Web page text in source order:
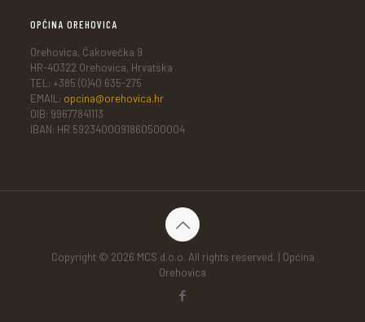
OPĆINA OREHOVICA
Orehovica, Čakovečka 9
HR-40322 Orehovica, Hrvatska
TEL: +385 (0)40 635-275
EMAIL: opcina@orehovica.hr
OIB: 99677841113
IBAN: HR 5923400091860500004
Copyright © 2026 MCS d.o.o. All rights reserved. | Općina
Orehovica